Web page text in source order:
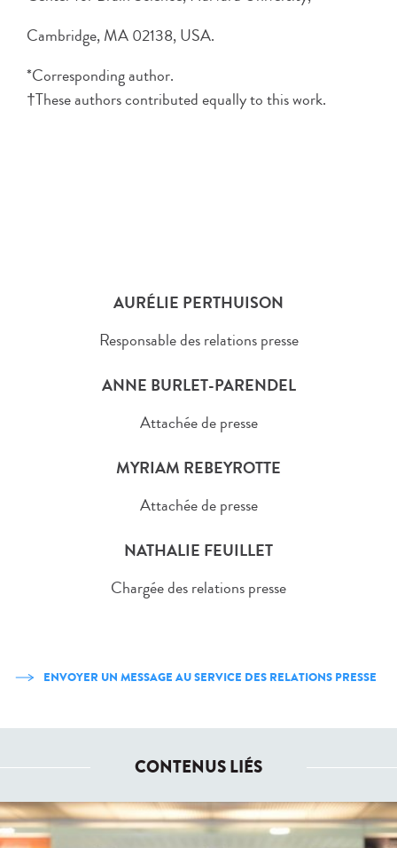
Cambridge, MA 02138, USA.
*Corresponding author.
†These authors contributed equally to this work.
AURÉLIE PERTHUISON
Responsable des relations presse
ANNE BURLET-PARENDEL
Attachée de presse
MYRIAM REBEYROTTE
Attachée de presse
NATHALIE FEUILLET
Chargée des relations presse
ENVOYER UN MESSAGE AU SERVICE DES RELATIONS PRESSE
CONTENUS LIÉS